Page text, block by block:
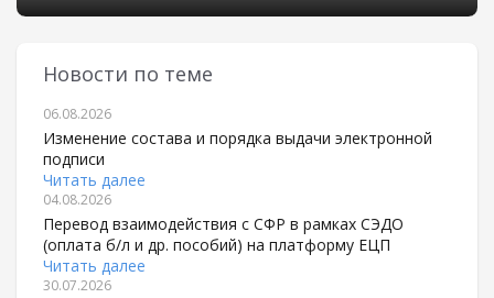
Новости по теме
06.08.2026
Изменение состава и порядка выдачи электронной
подписи
Читать далее
04.08.2026
Перевод взаимодействия с СФР в рамках СЭДО
(оплата б/л и др. пособий) на платформу ЕЦП
Читать далее
30.07.2026